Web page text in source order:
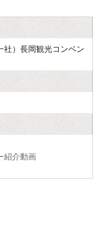
社）長岡観光コンベン
紹介動画